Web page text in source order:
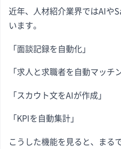
近年、人材紹介業界ではAIや
います。
「面談記録を自動化」
「求人と求職者を自動マッチ
「スカウト文をAIが作成」
「KPIを自動集計」
こうした機能を見ると、まる